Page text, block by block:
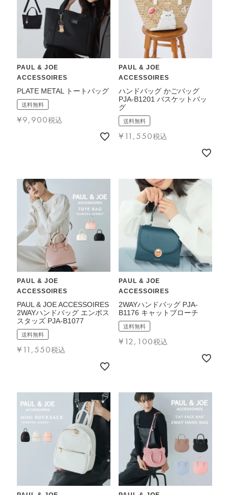
PAUL & JOE
ACCESSOIRES
PLATE METAL トートバッグ
送料無料
¥9,900税込
PAUL & JOE
ACCESSOIRES
ハンドバッグ かごバッグ
PJA-B1201 バスケットバッ
グ
送料無料
¥ 11,550税込
PAUL & JOE
ACCESSOIRES
PAUL & JOE ACCESSOIRES
2WAYハンドバッグ エンボス
スタッズ PJA-B1077
送料無料
¥ 11,550税込
PAUL & JOE
ACCESSOIRES
2WAYハンドバッグ PJA-
B1176 キャットブローチ
送料無料
¥ 12,100税込